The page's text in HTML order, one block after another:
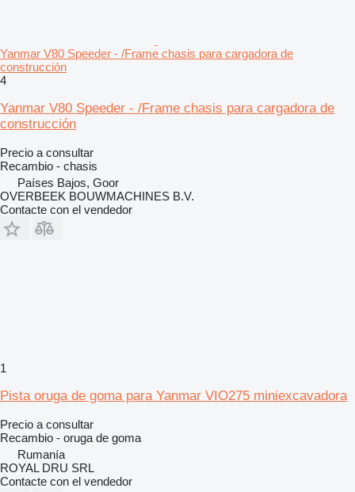
Yanmar V80 Speeder - /Frame chasis para cargadora de
construcción
4
Yanmar V80 Speeder - /Frame chasis para cargadora de
construcción
Precio a consultar
Recambio - chasis
Países Bajos, Goor
OVERBEEK BOUWMACHINES B.V.
Contacte con el vendedor
1
Pista oruga de goma para Yanmar VIO275 miniexcavadora
Precio a consultar
Recambio - oruga de goma
Rumanía
ROYAL DRU SRL
Contacte con el vendedor